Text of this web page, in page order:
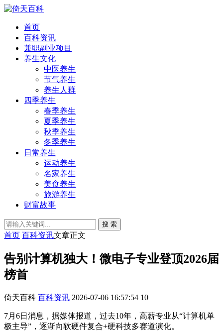
首页
百科资讯
兼职副业项目
养生文化
中医养生
节气养生
养生人群
四季养生
春季养生
夏季养生
秋季养生
冬季养生
日常养生
运动养生
名家养生
美食养生
旅游养生
财富故事
搜 索
首页 百科资讯文章正文
告别计算机独大！微电子专业登顶2026届
榜首
倚天百科 百科资讯 2026-07-06 16:57:54 10
7月6日消息，据媒体报道，过去10年，高薪专业从“计算机单
极主导”，逐渐向软硬件复合+硬科技多赛道演化。